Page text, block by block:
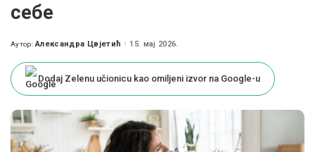
себе
Posted
Аутор: Александра Цвјетић 15. мај 2026.
Dodaj Zelenu učionicu kao omiljeni izvor na Google-u